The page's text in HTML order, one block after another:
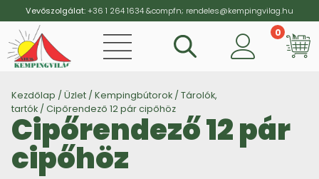
Vevőszolgálat:+36 1 264 1634&compfn; rendeles@kempingvilag.hu
0
Kezdőlap / Üzlet / Kempingbútorok / Tárolók,
tartók / Cipőrendező 12 pár cipőhöz
Cipőrendező 12 pár
cipőhöz